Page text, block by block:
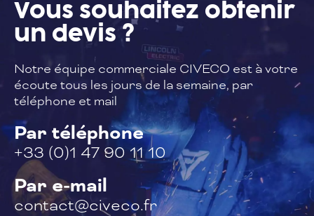
Vous souhaitez obtenir
un devis ?
Notre équipe commerciale CIVECO est àvotre
écoute tous les jours de la semaine, par
téléphone et mail
Par téléphone
+33 (0)1 47 90 11 10
Par e-mail
contact@civeco.fr